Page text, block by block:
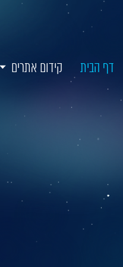
דף הבית קידום אתרים